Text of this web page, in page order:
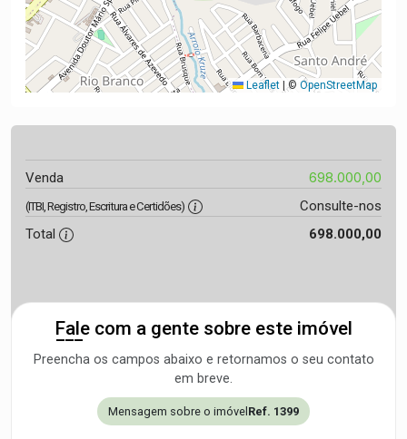
Leaflet © OpenStreetMap
Venda 698.000,00
(ITBI, Registro, Escritura e Certidões)
Consulte-nos
Total
698.000,00
Fale com a gente sobre este imóvel
Preencha os campos abaixo e retornamos o seu contato
em breve.
Mensagem sobre o imóvel Ref. 1399